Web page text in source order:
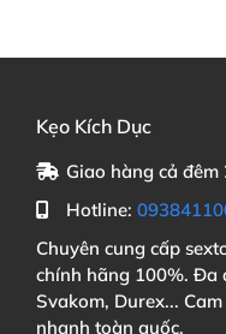
Kẹo Kích Dục
Giao hàng cả đêm
Hotline:
Chuyên cung cấp
chính hãng 100%. Đa
Svakom, Durex...
nhanh toàn quốc.